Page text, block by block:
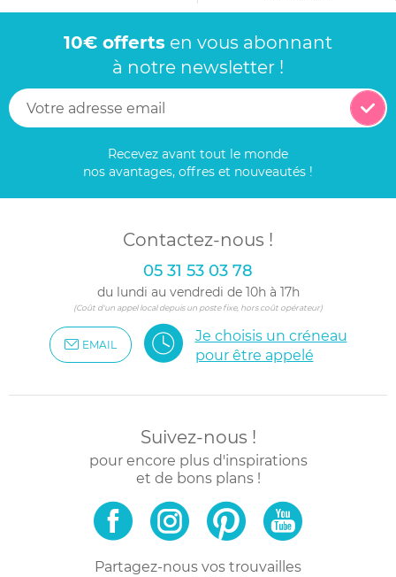
10€ offerts en vous abonnant
à notre newsletter !
Recevez avant tout le monde
nos avantages, offres et nouveautés !
Contactez-nous !
05 31 53 03 78
du lundi au vendredi de 10h à 17h
(Coût d'un appel local depuis un poste fixe, hors coût opérateur)
EMAIL
Je choisis un créneau
pour être appelé
Suivez-nous !
pour encore plus d'inspirations
et de bons plans !
Partagez-nous vos trouvailles